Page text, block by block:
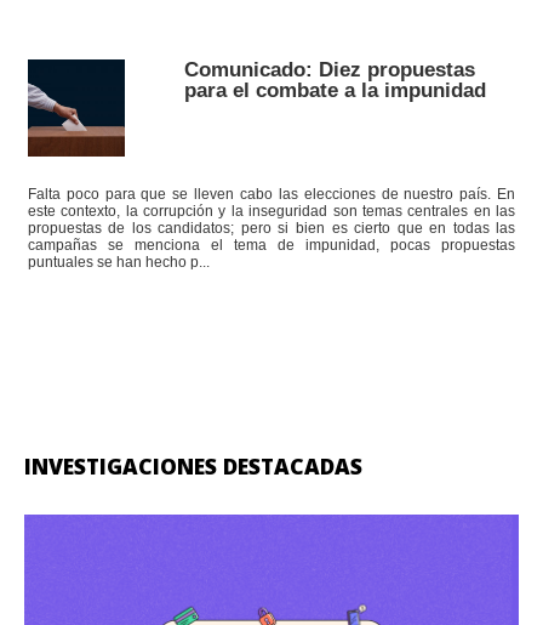
Comunicado: Diez propuestas
para el combate a la impunidad
Falta poco para que se lleven cabo las elecciones de nuestro país. En
este contexto, la corrupción y la inseguridad son temas centrales en las
propuestas de los candidatos; pero si bien es cierto que en todas las
campañas se menciona el tema de impunidad, pocas propuestas
puntuales se han hecho p...
INVESTIGACIONES DESTACADAS